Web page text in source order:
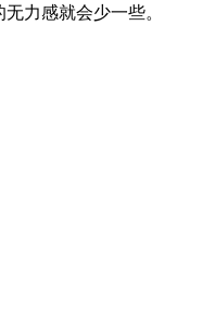
力感就会少一些。